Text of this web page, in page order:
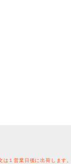
１営業日後に出荷します。